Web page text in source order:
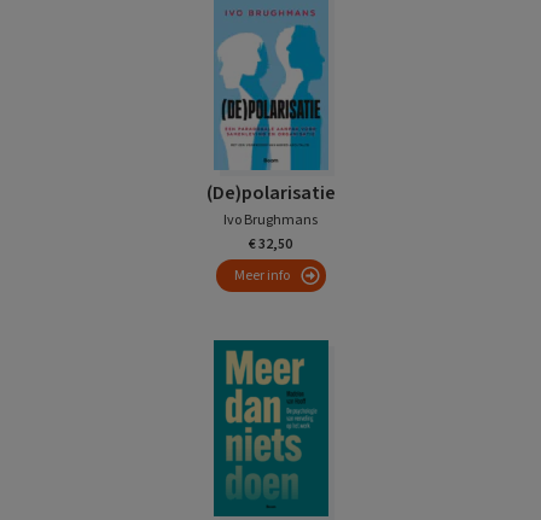
(De)polarisatie
Ivo Brughmans
€ 32,50
Meer info